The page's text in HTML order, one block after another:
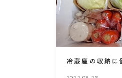
冷蔵庫の収納に